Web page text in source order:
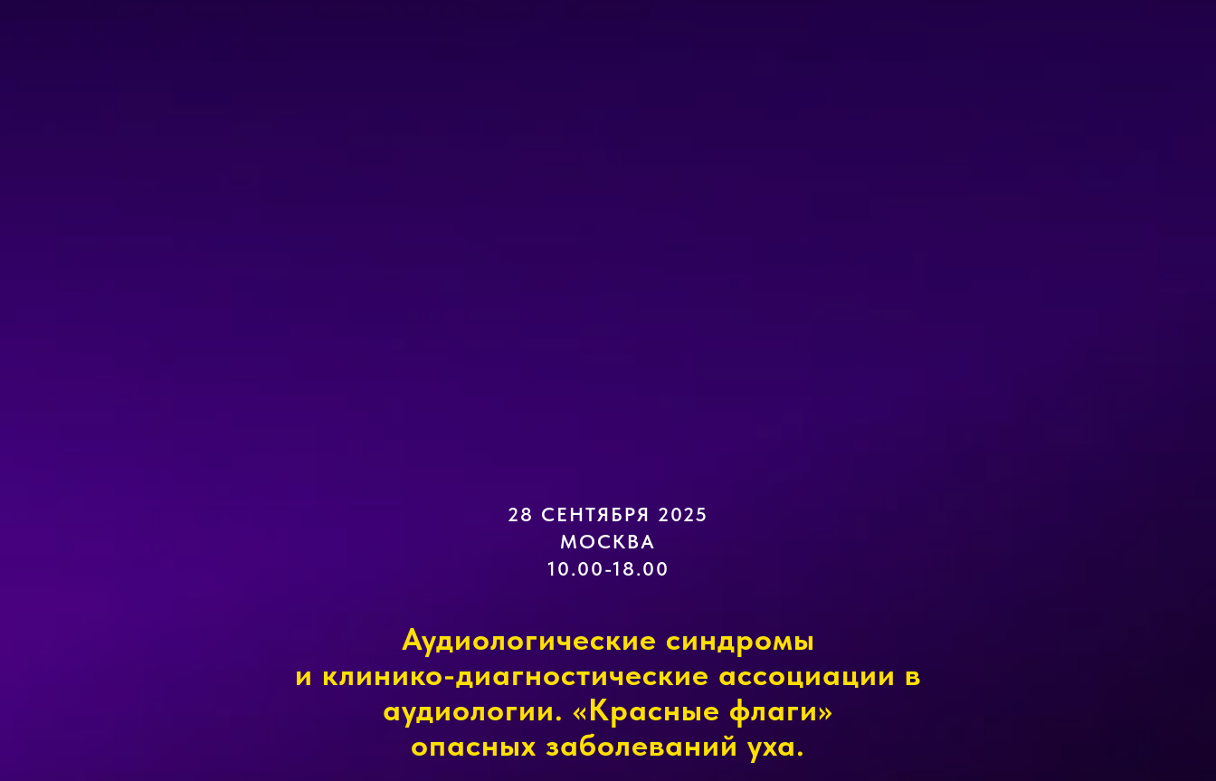
28 СЕНТЯБРЯ 2025
МОСКВА
10.00-18.00
Аудиологические синдромы
и клинико-диагностические ассоциации в
аудиологии. «Красные флаги»
опасных заболеваний уха.